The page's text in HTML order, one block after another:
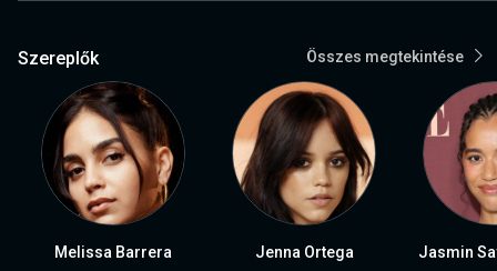
Szereplők Összes megtekintése
Melissa Barrera Jenna Ortega Jasmin